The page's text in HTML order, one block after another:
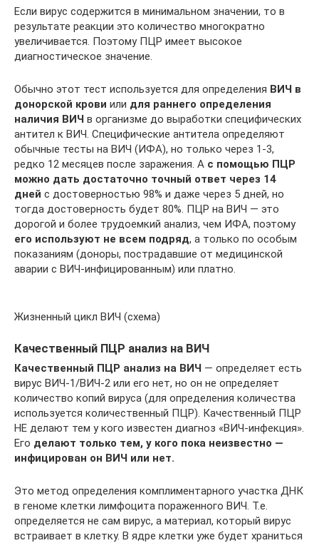
Если вирус содержится в минимальном значении, то в
результате реакции это количество многократно
увеличивается. Поэтому ПЦР имеет высокое
диагностическое значение.
Обычно этот тест используется для определения ВИЧ в
донорской крови или для раннего определения
наличия ВИЧ в организме до выработки специфических
антител к ВИЧ. Специфические антитела определяют
обычные тесты на ВИЧ (ИФА), но только через 1-3,
редко 12 месяцев после заражения. А с помощью ПЦР
можно дать достаточно точный ответ через 14
дней с достоверностью 98% и даже через 5 дней, но
тогда достоверность будет 80%. ПЦР на ВИЧ — это
дорогой и более трудоемкий анализ, чем ИФА, поэтому
его используют не всем подряд, а только по особым
показаниям (доноры, пострадавшие от медицинской
аварии с ВИЧ-инфицированным) или платно.
Жизненный цикл ВИЧ (схема)
Качественный ПЦР анализ на ВИЧ
Качественный ПЦР анализ на ВИЧ — определяет есть
вирус ВИЧ-1/ВИЧ-2 или его нет, но он не определяет
количество копий вируса (для определения количества
используется количественный ПЦР). Качественный ПЦР
НЕ делают тем у кого известен диагноз «ВИЧ-инфекция».
Его делают только тем, у кого пока неизвестно —
инфицирован он ВИЧ или нет.
Это метод определения комплиментарного участка ДНК
в геноме клетки лимфоцита пораженного ВИЧ. Т.е.
определяется не сам вирус, а материал, который вирус
встраивает в клетку. В ядре клетки уже будет храниться